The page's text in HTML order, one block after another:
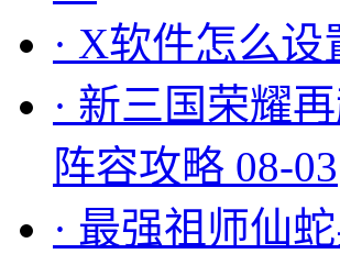
· X软件怎么设
· 新三国荣耀
阵容攻略 08-03
· 最强祖师仙